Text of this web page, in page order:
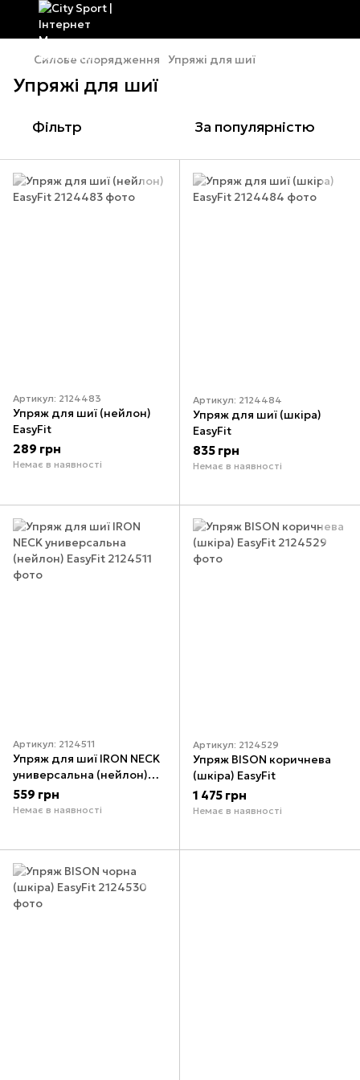
Силове спорядження Упряжі для шиї
Упряжі для шиї
Фільтр За популярністю
Артикул: 2124483
Упряж для шиї (нейлон)
EasyFit
289 грн
Немає в наявності
Артикул: 2124484
Упряж для шиї (шкіра)
EasyFit
835 грн
Немає в наявності
Артикул: 2124511
Упряж для шиї IRON NECK
универсальна (нейлон)
EasyFit
559 грн
Немає в наявності
Артикул: 2124529
Упряж BISON коричнева
(шкіра) EasyFit
1 475 грн
Немає в наявності